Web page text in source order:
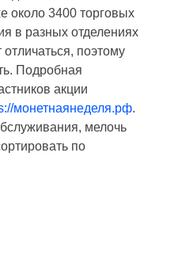
около 3400 торговых
в разных отделениях
поэтому
Подробная
акции
монетнаянеделя.рф.
мелочь
по